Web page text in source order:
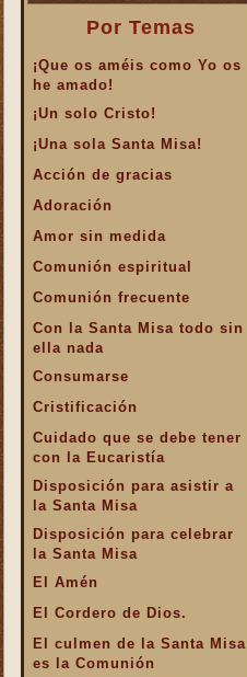
Por Temas
¡Que os améis como Yo os
he amado!
¡Un solo Cristo!
¡Una sola Santa Misa!
Acción de gracias
Adoración
Amor sin medida
Comunión espiritual
Comunión frecuente
Con la Santa Misa todo sin
ella nada
Consumarse
Cristificación
Cuidado que se debe tener
con la Eucaristía
Disposición para asistir a
la Santa Misa
Disposición para celebrar
la Santa Misa
El Amén
El Cordero de Dios.
El culmen de la Santa Misa
es la Comunión